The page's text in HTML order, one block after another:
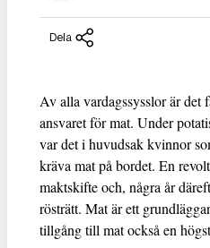
Dela
Av alla vardagssysslor är det
ansvaret för mat. Under
var det i huvudsak kvinnor
kräva mat på bordet. En
maktskifte och, några år
rösträtt. Mat är ett
tillgång till mat också en